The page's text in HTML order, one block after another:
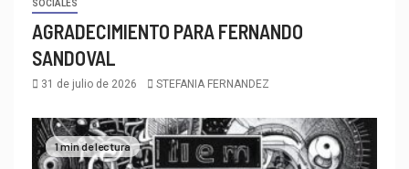
SOCIALES
AGRADECIMIENTO PARA FERNANDO
SANDOVAL
31 de julio de 2026 STEFANIA FERNANDEZ
1 min de lectura